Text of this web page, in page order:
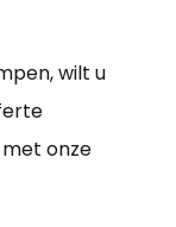
wilt u
onze